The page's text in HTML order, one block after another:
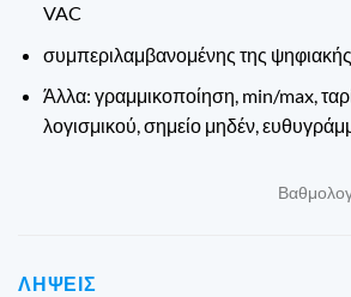
VAC
συμπεριλαμβανομένης της
Άλλα: γραμμικοποίηση, min/max,
λογισμικού, σημείο μηδέν,
ΛΉΨΕΙΣ